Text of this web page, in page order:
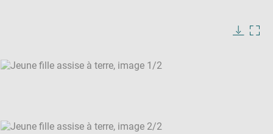
SKIP IMAGE CAROUSEL